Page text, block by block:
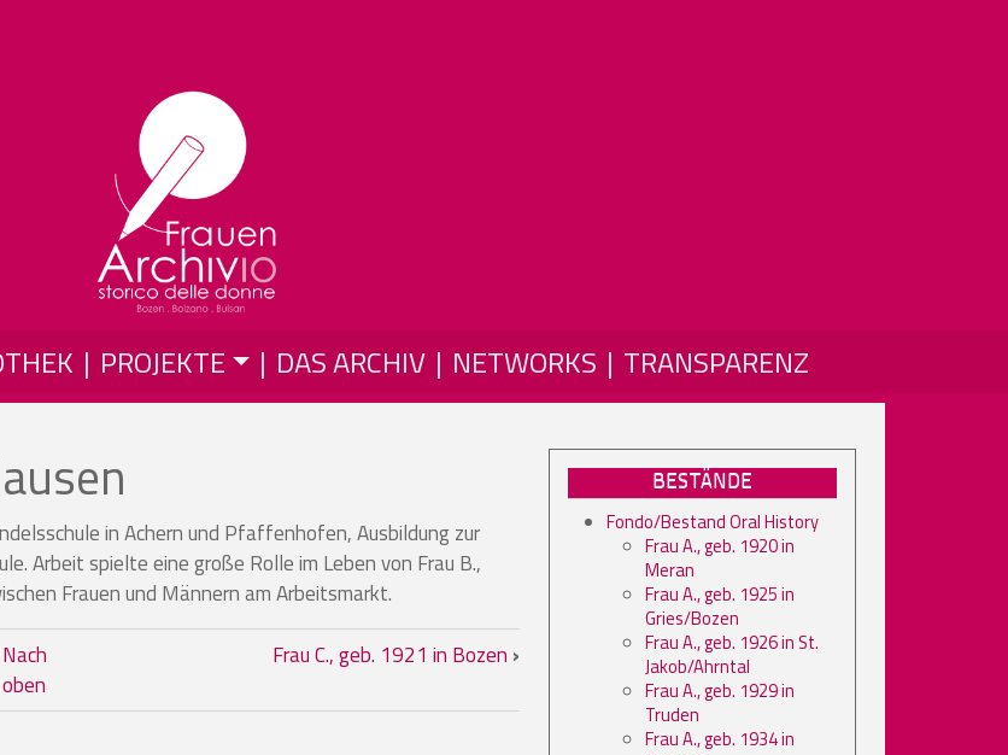
PROJEKTE DAS ARCHIV NETWORKS TRANSPARENZ
in Achern und Pfaffenhofen, Ausbildung zur
Arbeit spielte eine große Rolle im Leben von Frau B.,
Frauen und Männern am Arbeitsmarkt.
Frau B., geb. 1928 in Klausen
Nach
oben
Frau C., geb. 1921 in Bozen ›
BESTÄNDE
Fondo/Bestand Oral History
Frau A., geb. 1920 in
Meran
Frau A., geb. 1925 in
Gries/Bozen
Frau A., geb. 1926 in St.
Jakob/Ahrntal
Frau A., geb. 1929 in
Truden
Frau A., geb. 1934 in